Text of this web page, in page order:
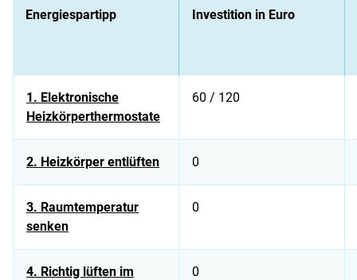
Energiespartipp Investition in Euro
1. Elektronische
Heizkörperthermostate
60 / 120
2. Heizkörper entlüften 0
3. Raumtemperatur
senken
0
4. Richtig lüften im
0